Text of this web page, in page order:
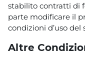
stabilito contratti di
parte modificare il
condizioni d’uso del
Altre